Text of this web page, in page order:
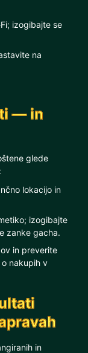
izogibajte se
na
— in
glede
lokacijo in
izogibajte
zanke gacha.
in preverite
o nakupih v
in